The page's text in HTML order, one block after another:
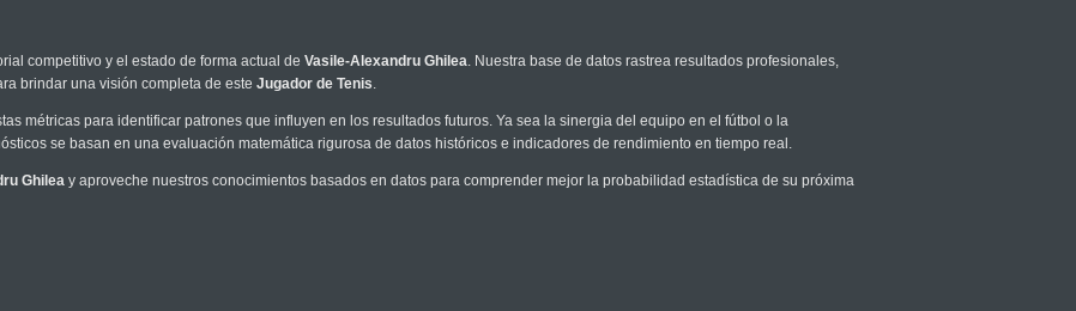
competitivo y el estado de forma actual de Vasile-Alexandru Ghilea. Nuestra base de datos rastrea resultados profesionales,
brindar una visión completa de este Jugador de Tenis.
métricas para identificar patrones que influyen en los resultados futuros. Ya sea la sinergia del equipo en el fútbol o la
se basan en una evaluación matemática rigurosa de datos históricos e indicadores de rendimiento en tiempo real.
Ghilea y aproveche nuestros conocimientos basados en datos para comprender mejor la probabilidad estadística de su próxima